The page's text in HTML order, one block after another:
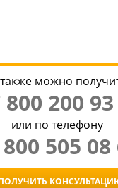
можно
800 200
или по телефону
505 08